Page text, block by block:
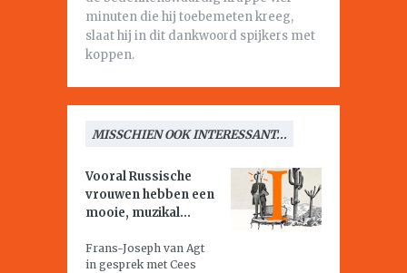
minuten die hij toebemeten kreeg,
slaat hij in dit dankwoord spijkers met
koppen.
MISSCHIEN OOK INTERESSANT...
Vooral Russische
vrouwen hebben een
mooie, muzikal...
Frans-Joseph van Agt
in gesprek met Cees